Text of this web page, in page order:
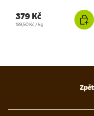
379 Kč
Cena za jednotku
189,50 Kč/ kg